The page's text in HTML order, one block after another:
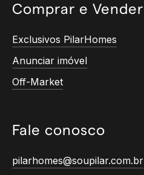
Comprar e Vender
Exclusivos PilarHomes
Anunciar imóvel
Off-Market
Fale conosco
pilarhomes@soupilar.com.br